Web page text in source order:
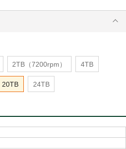
2TB（7200rpm） 4TB
20TB 24TB